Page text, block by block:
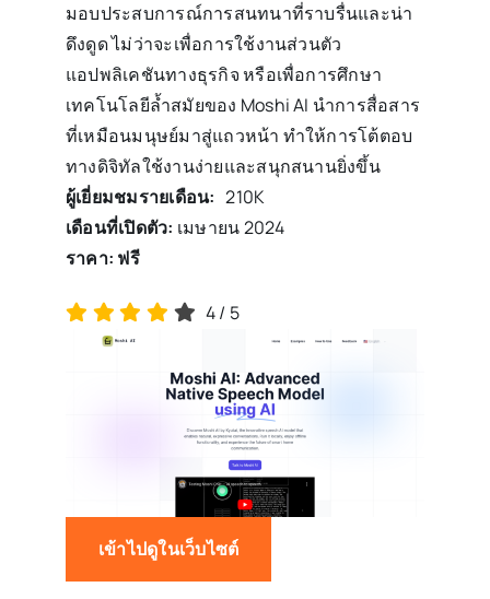
มอบประสบการณ์การสนทนาที่ราบรื่นและน่า
ดึงดูด ไม่ว่าจะเพื่อการใช้งานส่วนตัว
แอปพลิเคชันทางธุรกิจ หรือเพื่อการศึกษา
เทคโนโลยีล้ำสมัยของ Moshi AI นำการสื่อสาร
ที่เหมือนมนุษย์มาสู่แถวหน้า ทำให้การโต้ตอบ
ทางดิจิทัลใช้งานง่ายและสนุกสนานยิ่งขึ้น
ผู้เยี่ยมชมรายเดือน: 210K
เดือนที่เปิดตัว: เมษายน 2024
ราคา: ฟรี
4/ 5
เข้าไปดูในเว็บไซต์